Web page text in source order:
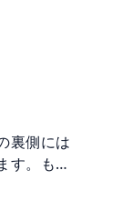
種類や指
裏側には
す。もち
です